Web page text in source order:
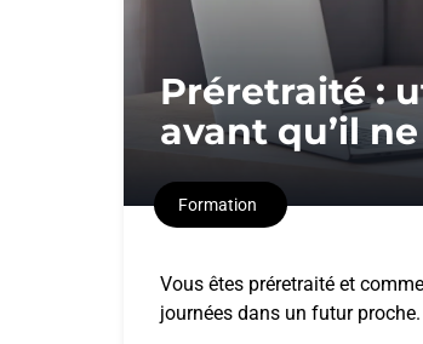
Préretraité :
avant qu’il
Formation
Vous êtes préretraité et
journées dans un futur